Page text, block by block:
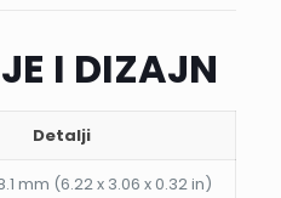
I DIZAJN
Detalji
mm (6.22 x 3.06 x 0.32 in)